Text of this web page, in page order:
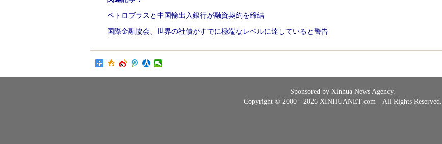
ペトロブラスと中国輸出入銀行が融資契約を締結
国際金融協会、世界の社債がすでに極端なレベルに達していると警告
Sponsored by Xinhua News Agency.
Copyright © 2000 - 2026 XINHUANET.com All Rights Reserved.